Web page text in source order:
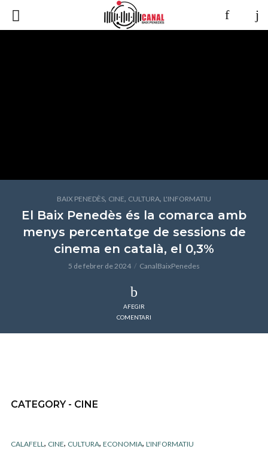
BAIX PENEDÈS, CINE, CULTURA, L'INFORMATIU
El Baix Penedès és la comarca amb
menys percentatge de sessions de
cinema en català, el 0,3%
5 de febrer de 2024 CanalBaixPenedes
AFEGIR
COMENTARI
CATEGORY - CINE
CALAFELL , CINE, CULTURA, ECONOMIA, L'INFORMATIU